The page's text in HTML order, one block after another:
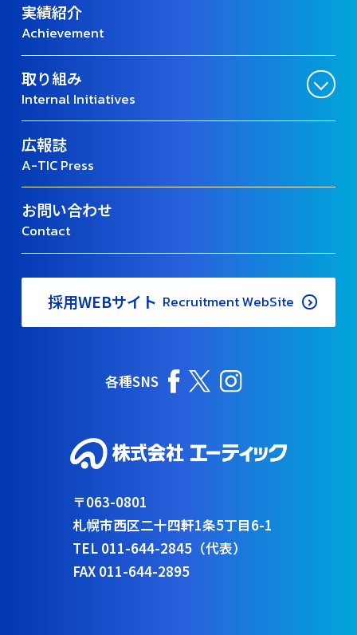
実績紹介
Achievement
取り組み
Internal Initiatives
広報誌
A-TIC Press
お問い合わせ
Contact
採用WEBサイト Recruitment WebSite
各種SNS
〒063-0801
札幌市西区二十四軒1条5丁目6-1
TEL 011-644-2845（代表）
FAX 011-644-2895